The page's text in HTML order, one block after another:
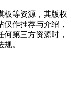
板等资源，其版权
作推荐与介绍，
第三方资源时，
。